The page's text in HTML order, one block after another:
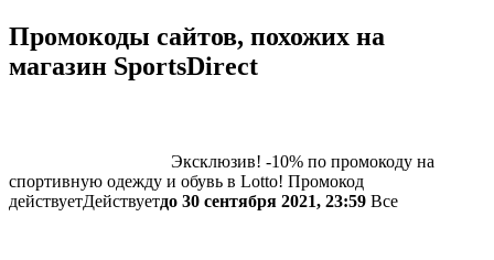
Промокоды сайтов, похожих на
магазин SportsDirect
Эксклюзив! -10% по промокоду на
спортивную одежду и обувь в Lotto! Промокод
действуетДействуетдо 30 сентября 2021, 23:59 Все